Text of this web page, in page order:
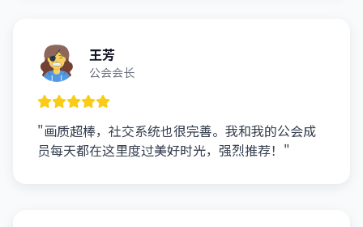
王芳
公会会长
"画质超棒，社交系统也很完善。我和我的公会成
员每天都在这里度过美好时光，强烈推荐！"